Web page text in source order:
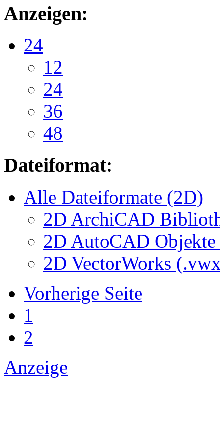
Anzeigen:
24
12
24
36
48
Dateiformat:
Alle Dateiformate (2D)
2D ArchiCAD
2D AutoCAD
2D VectorWorks
Vorherige Seite
1
2
Anzeige